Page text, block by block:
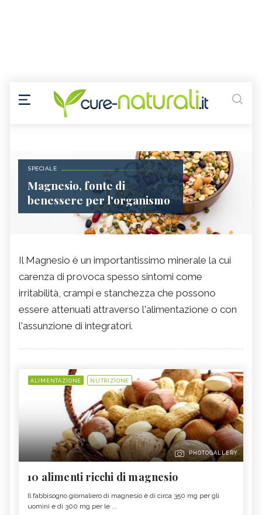
SPECIALE
Magnesio, fonte di
benessere per l'organismo
Il Magnesio è un importantissimo minerale la cui
carenza di provoca spesso sintomi come
irritabilità, crampi e stanchezza che possono
essere attenuati attraverso l'alimentazione o con
l'assunzione di integratori.
ALIMENTAZIONE NUTRIZIONE
PHOTOGALLERY
10 alimenti ricchi di magnesio
Il fabbisogno giornaliero di magnesio è di circa 350 mg per gli
uomini e di 300 mg per le ...